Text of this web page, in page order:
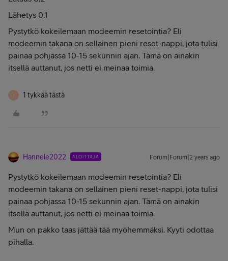
Lähetys 0,1
Pystytkö kokeilemaan modeemin resetointia? Eli
modeemin takana on sellainen pieni reset-nappi, jota tulisi
painaa pohjassa 10-15 sekunnin ajan. Tämä on ainakin
itsellä auttanut, jos netti ei meinaa toimia.
J 1 tykkää tästä
Hannele2022 ALOITTAJA Forum|Forum|2 years ago
Pystytkö kokeilemaan modeemin resetointia? Eli
modeemin takana on sellainen pieni reset-nappi, jota tulisi
painaa pohjassa 10-15 sekunnin ajan. Tämä on ainakin
itsellä auttanut, jos netti ei meinaa toimia.
Mun on pakko taas jättää tää myöhemmäksi. Kyyti odottaa
pihalla.